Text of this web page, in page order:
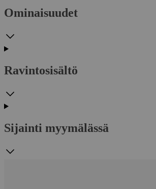
Ominaisuudet
Ravintosisältö
Sijainti myymälässä